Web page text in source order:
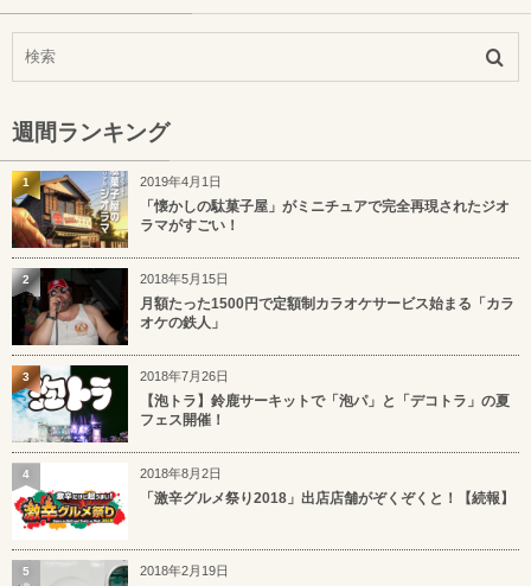
週間ランキング
2019年4月1日
「懐かしの駄菓子屋」がミニチュアで完全再現されたジオ
ラマがすごい！
1
2018年5月15日
月額たった1500円で定額制カラオケサービス始まる「カラ
オケの鉄人」
2
2018年7月26日
【泡トラ】鈴鹿サーキットで「泡パ」と「デコトラ」の夏
フェス開催！
3
2018年8月2日
「激辛グルメ祭り2018」出店店舗がぞくぞくと！【続報】
4
2018年2月19日
5